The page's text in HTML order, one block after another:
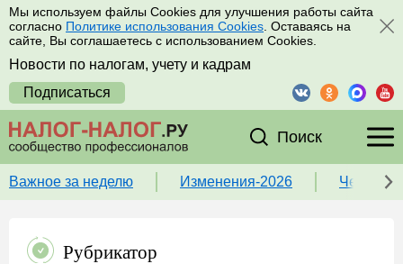
Мы используем файлы Cookies для улучшения работы сайта
согласно Политике использования Cookies . Оставаясь на
сайте, Вы соглашаетесь с использованием Cookies.
Новости по налогам, учету и кадрам
Подписаться
Поиск
Важное за неделю Изменения-2026 Чек-
Рубрикатор